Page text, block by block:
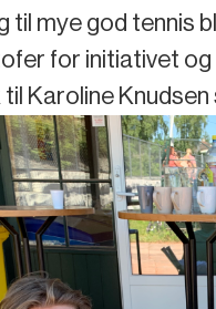
til mye god
for initiativet
Karoline